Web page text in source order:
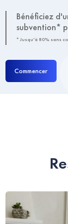
Bénéficiez
subvention*
* Jusqu'à 80% sans
Commencer